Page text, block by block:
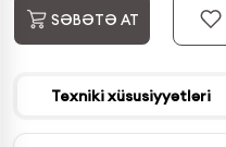
SƏBƏTƏ AT
Texniki xüsusiyyətləri